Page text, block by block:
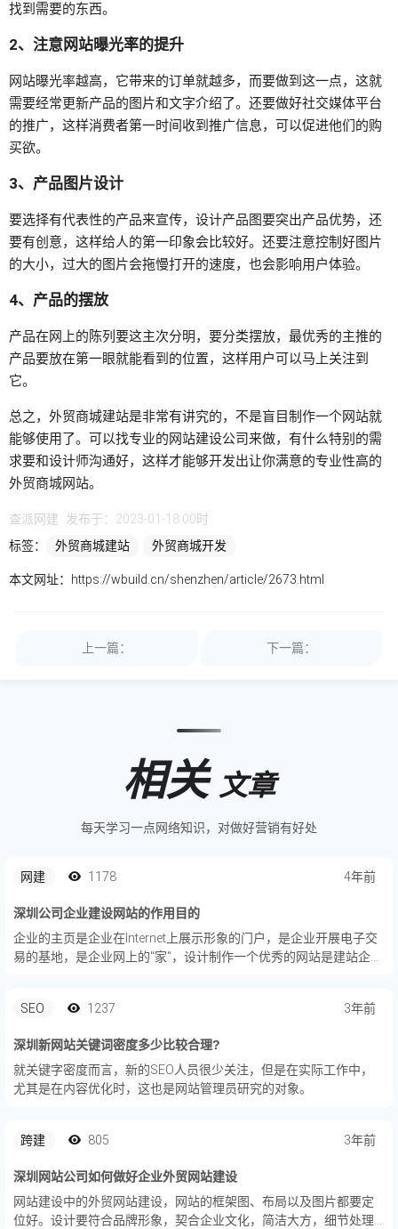
找到需要的东西。
2、注意网站曝光率的提升
网站曝光率越高，它带来的订单就越多，而要做到这一点，这就
需要经常更新产品的图片和文字介绍了。还要做好社交媒体平台
的推广，这样消费者第一时间收到推广信息，可以促进他们的购
买欲。
3、产品图片设计
要选择有代表性的产品来宣传，设计产品图要突出产品优势，还
要有创意，这样给人的第一印象会比较好。还要注意控制好图片
的大小，过大的图片会拖慢打开的速度，也会影响用户体验。
4、产品的摆放
产品在网上的陈列要这主次分明，要分类摆放，最优秀的主推的
产品要放在第一眼就能看到的位置，这样用户可以马上关注到
它。
总之，外贸商城建站是非常有讲究的，不是盲目制作一个网站就
能够使用了。可以找专业的网站建设公司来做，有什么特别的需
求要和设计师沟通好，这样才能够开发出让你满意的专业性高的
外贸商城网站。
查派网建
发布于：2023-01-18 00时
标签：
外贸商城建站 外贸商城开发
本文网址： https://wbuild.cn/shenzhen/article/2673.html
上一篇： 下一篇：
相关 文章
每天学习一点网络知识，对做好营销有好处
网建 1178 4年前
深圳公司企业建设网站的作用目的
企业的主页是企业在Internet上展示形象的门户，是企业开展电子交
易的基地，是企业网上的"家"，设计制作一个优秀的网站是建站企业
SEO
1237 3年前
深圳新网站关键词密度多少比较合理?
就关键字密度而言，新的SEO人员很少关注，但是在实际工作中，
尤其是在内容优化时，这也是网站管理员研究的对象。
跨建 805 3年前
深圳网站公司如何做好企业外贸网站建设
网站建设中的外贸网站建设，网站的框架图、布局以及图片都要定
位好。设计要符合品牌形象，契合企业文化，简洁大方，细节处理